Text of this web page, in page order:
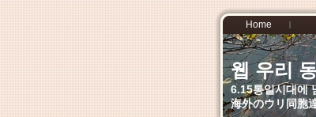
Home
웹 우리
6.15통일시대에
海外のウリ同胞